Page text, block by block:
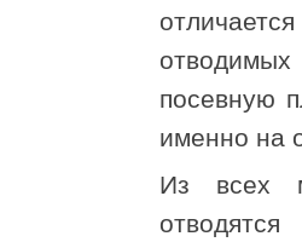
посевную
именно на
Из всех